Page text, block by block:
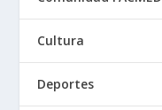
Cultura
Deportes